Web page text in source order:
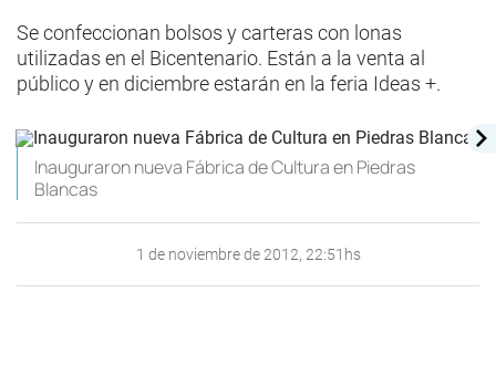
Se confeccionan bolsos y carteras con lonas
utilizadas en el Bicentenario. Están a la venta al
público y en diciembre estarán en la feria Ideas +.
Inauguraron nueva Fábrica de Cultura en Piedras
Blancas
1 de noviembre de 2012, 22:51hs